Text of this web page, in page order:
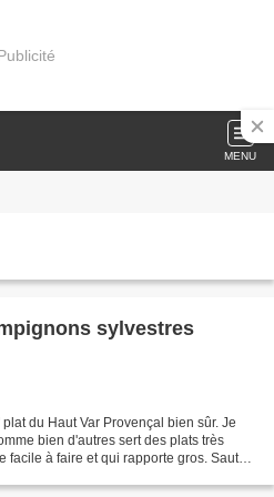
MENU
sylvestres
du Haut Var Provençal bien sûr. Je
bien d'autres sert des plats très
facile à faire et qui rapporte gros. Sauté